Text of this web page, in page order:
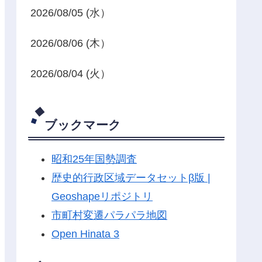
2026/08/05 (水）
2026/08/06 (木）
2026/08/04 (火）
ブックマーク
昭和25年国勢調査
歴史的行政区域データセットβ版 |
Geoshapeリポジトリ
市町村変遷パラパラ地図
Open Hinata 3